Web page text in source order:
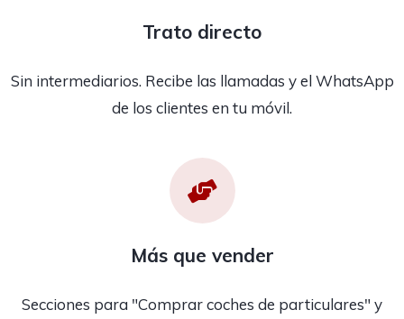
Trato directo
Sin intermediarios. Recibe las llamadas y el WhatsApp
de los clientes en tu móvil.
Más que vender
Secciones para "Comprar coches de particulares" y